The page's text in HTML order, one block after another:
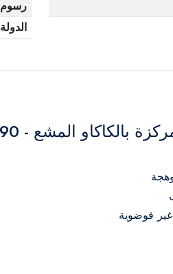
رسوم
المشع - 190 مل